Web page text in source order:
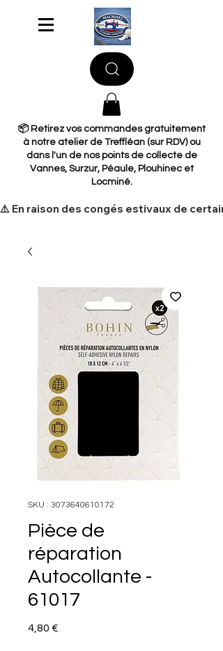
📦 Retirez vos commandes gratuitement
à notre atelier de Treffléan (sur RDV) ou
dans l'un de nos points de collecte de
Vannes, Surzur, Péaule, Plouhinec et
Locminé.
​⚠️ En raison des congés estivaux de
SKU : 3073640610172
Pièce de
réparation
Autocollante -
61017
4,80 €